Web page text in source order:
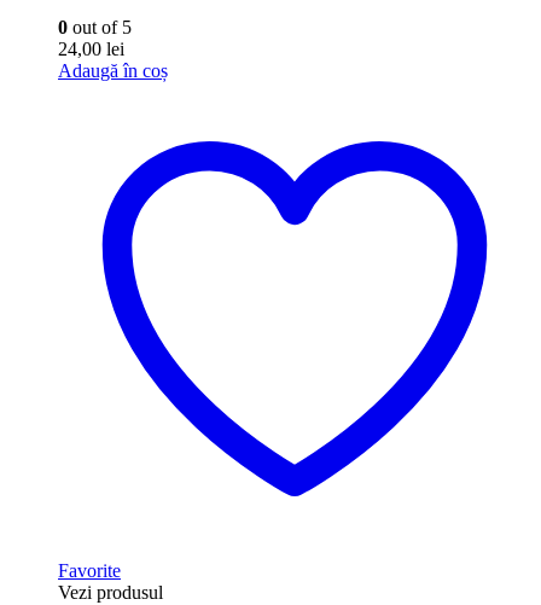
0 out of 5
24,00 lei
Adaugă în coș
Favorite
Vezi produsul